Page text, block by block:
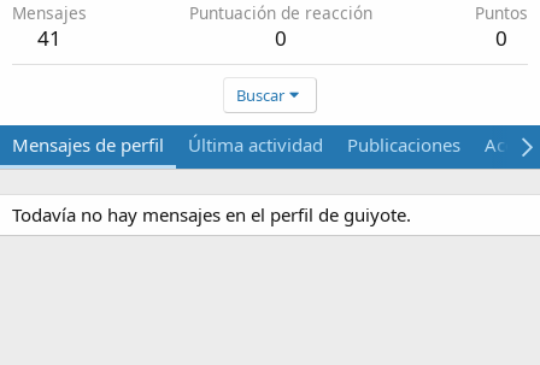
Mensajes
41
Puntuación de reacción
0
Puntos
0
Buscar
Mensajes de perfil Última actividad Publicaciones Acerca
Todavía no hay mensajes en el perfil de guiyote.